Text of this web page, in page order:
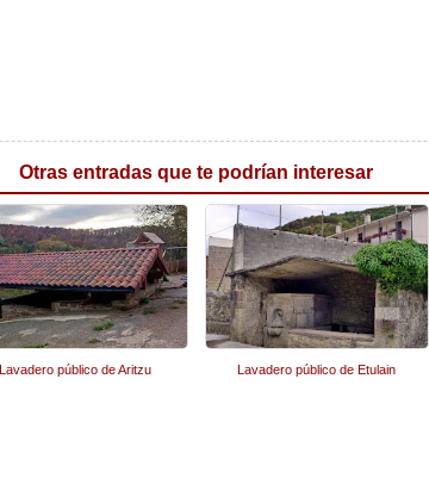
Otras entradas que te podrían interesar
Lavadero público de Aritzu Lavadero público de Etulain